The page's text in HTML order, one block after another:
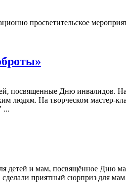
просветительское
посвященные Дню инвалидов.
людям. На творческом мастер-
...
детей и мам, посвящённое Дню
сделали приятный сюрприз для